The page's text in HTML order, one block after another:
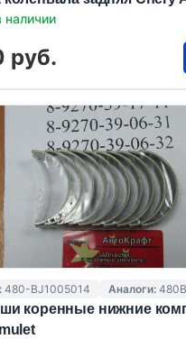
наличии
руб.
480-BJ1005014 Аналоги:
коренные нижние